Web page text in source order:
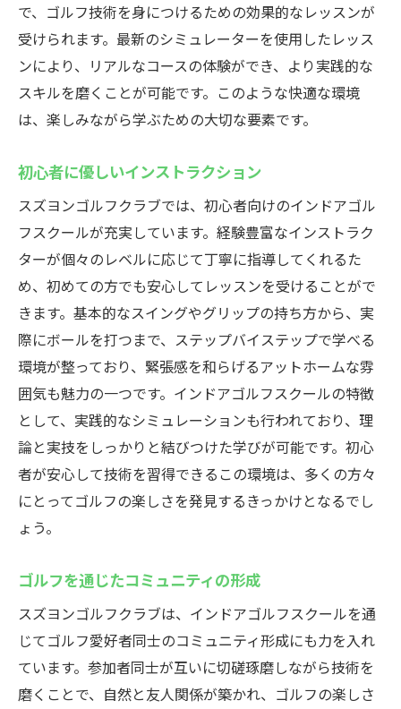
で、ゴルフ技術を身につけるための効果的なレッスンが
受けられます。最新のシミュレーターを使用したレッス
ンにより、リアルなコースの体験ができ、より実践的な
スキルを磨くことが可能です。このような快適な環境
は、楽しみながら学ぶための大切な要素です。
初心者に優しいインストラクション
スズヨンゴルフクラブでは、初心者向けのインドアゴル
フスクールが充実しています。経験豊富なインストラク
ターが個々のレベルに応じて丁寧に指導してくれるた
め、初めての方でも安心してレッスンを受けることがで
きます。基本的なスイングやグリップの持ち方から、実
際にボールを打つまで、ステップバイステップで学べる
環境が整っており、緊張感を和らげるアットホームな雰
囲気も魅力の一つです。インドアゴルフスクールの特徴
として、実践的なシミュレーションも行われており、理
論と実技をしっかりと結びつけた学びが可能です。初心
者が安心して技術を習得できるこの環境は、多くの方々
にとってゴルフの楽しさを発見するきっかけとなるでし
ょう。
ゴルフを通じたコミュニティの形成
スズヨンゴルフクラブは、インドアゴルフスクールを通
じてゴルフ愛好者同士のコミュニティ形成にも力を入れ
ています。参加者同士が互いに切磋琢磨しながら技術を
磨くことで、自然と友人関係が築かれ、ゴルフの楽しさ